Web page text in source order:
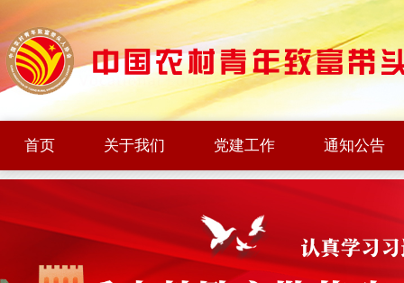
首页 关于我们 党建工作 通知公告